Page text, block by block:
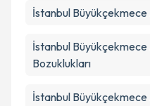
İstanbul Büyükçekmece
İstanbul
Bozuklukları
İstanbul Büyükçekmece